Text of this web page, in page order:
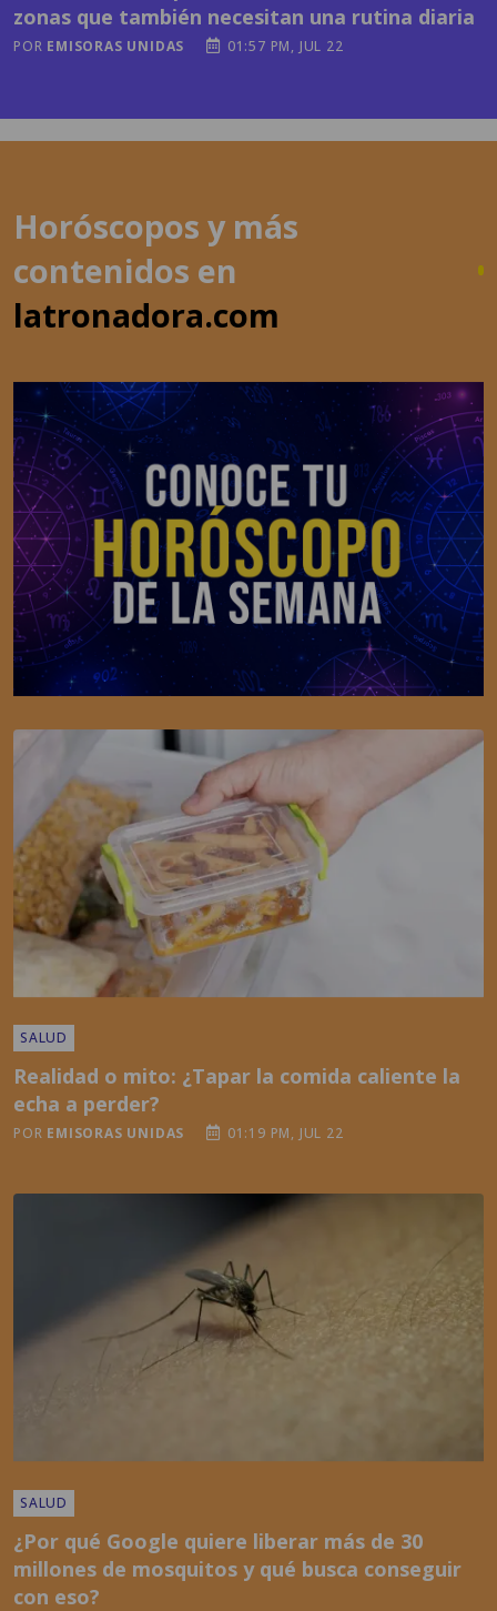
zonas que también necesitan una rutina diaria
POR EMISORAS UNIDAS 01:57 PM, JUL 22
Horóscopos y más
contenidos en
latronadora.com
SALUD
Realidad o mito: ¿Tapar la comida caliente la
echa a perder?
POR EMISORAS UNIDAS 01:19 PM, JUL 22
SALUD
¿Por qué Google quiere liberar más de 30
millones de mosquitos y qué busca conseguir
con eso?